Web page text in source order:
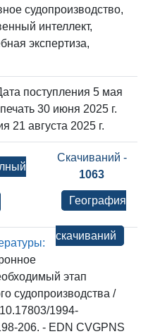
судопроизводство,
интеллект,
экспертиза,
поступления 5 мая
30 июня 2025 г.
21 августа 2025 г.
Скачиваний -
1063
География
скачиваний
этап
судопроизводства /
1994-
206. - EDN CVGPNS